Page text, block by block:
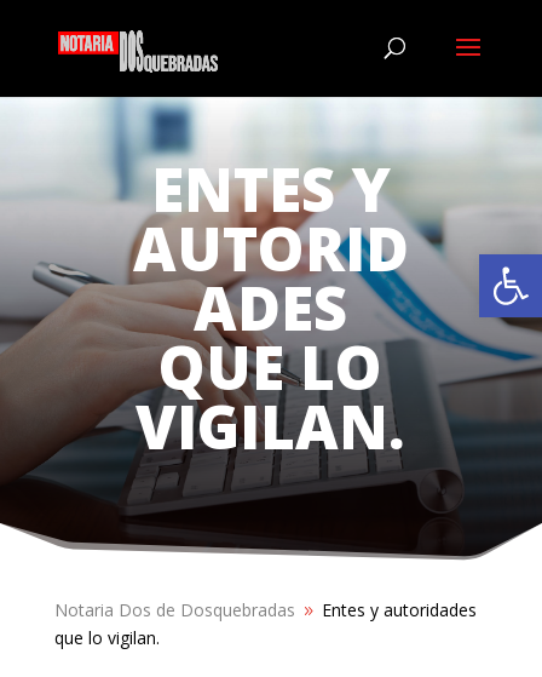
ENTES Y
AUTORID
ADES
QUE LO
VIGILAN.
Notaria Dos de Dosquebradas 9 Entes y autoridades
que lo vigilan.